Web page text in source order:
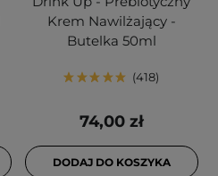
Krem Nawilżający -
Butelka 50ml
418
74,00 zł
DODAJ DO KOSZYKA